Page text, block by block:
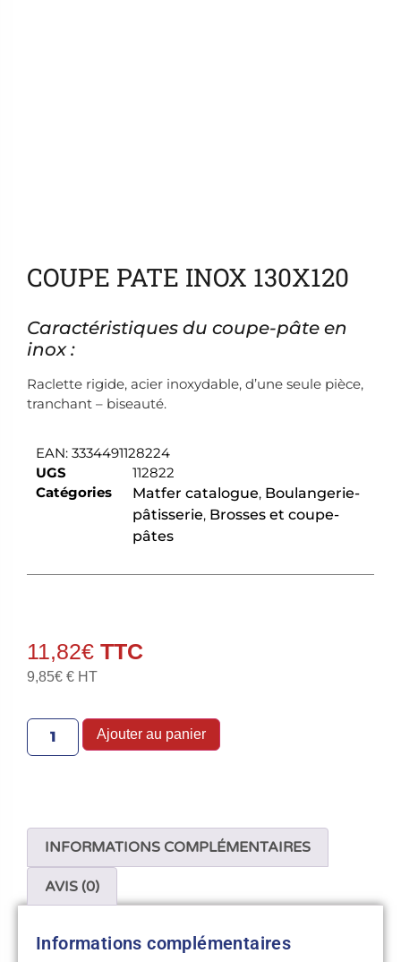
COUPE PATE INOX 130X120
Caractéristiques du coupe-pâte en
inox :
Raclette rigide, acier inoxydable, d’une seule pièce,
tranchant – biseauté.
EAN: 3334491128224
UGS
112822
Catégories
Matfer catalogue, Boulangerie-
pâtisserie, Brosses et coupe-
pâtes
11,82€
9,85€ € HT
Ajouter au panier
INFORMATIONS COMPLÉMENTAIRES
AVIS (0)
Informations complémentaires